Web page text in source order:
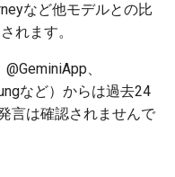
2026-06-21
2026-06-20
2026-06-19
2025-12-06
2025-12-05
2025-12-04
2026-06-21
2026-06-20
2026-06-19
2025-12-06
2025-12-05
2025-12-04
2026-01-18
2026-01-11
2026-01-04
2026-01-18
2026-01-11
2026-01-04
2026-01-18
2026-01-11
2026-01-04
2026-01-13
2026-06-19
2026-06-18
2026-06-17
2025-12-06
2025-12-05
2025-12-04
2026-01-18
2026-01-11
2026-01-04
2026-06-21
2026-06-20
2026-06-19
2026-06-16
2026-06-15
2026-06-14
など他モデルとの比
れます。
、
など）からは過去24
言は確認されませんで